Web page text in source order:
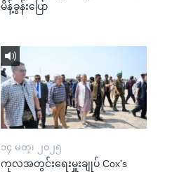
မိန့်ခွန်းပြော
၁၄ မတ္၊ ၂၀၂၅
ကုလအတွင်းရေးမှူးချုပ် Cox's